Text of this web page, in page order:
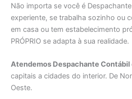
Não importa se você é
experiente, se trabalha sozinho ou
em casa ou tem estabelecimento
PRÓPRIO se adapta à sua realidade.
Atendemos Despachante Contábil
capitais a cidades do interior. De
Oeste.